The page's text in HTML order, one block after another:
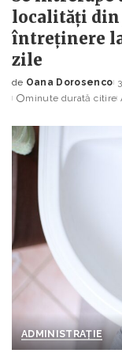
localități din
întreținere
zile
Posted
by
de Oana Dorosenco
minute durată citire
ADMINISTRAȚIE